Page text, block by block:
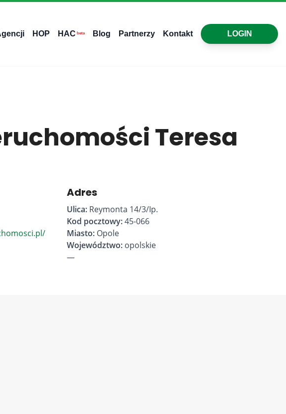
HOP HAC beta Blog Partnerzy Kontakt LOGIN
Teresa
Adres
Ulica: Reymonta 14/3/Ip.
Kod pocztowy:45-066
Miasto: Opole
Województwo: opolskie
—